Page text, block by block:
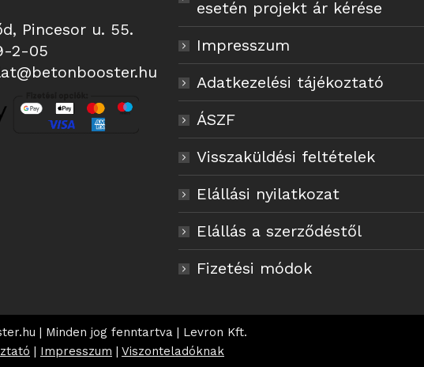
Pincesor u. 55.
2-05
esetén projekt ár kérése
Impresszum
Adatkezelési tájékoztató
ÁSZF
Visszaküldési feltételek
Elállási nyilatkozat
Elállás a szerződéstől
Fizetési módok
| Minden jog fenntartva | Levron Kft.
| Impresszum | Viszonteladóknak